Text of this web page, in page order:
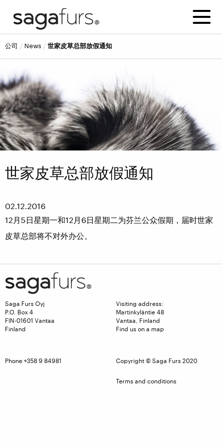
公司 news 世家皮草总部放假通知
世家皮草总部放假通知
02.12.2016
12月5日星期一和12月6日星期二为芬兰公众假期，届时世家
皮草总部将不对外办公。
Saga Furs Oyj
P.O. Box 4
FIN-01601 Vantaa
Finland
Visiting address:
Martinkyläntie 48
Vantaa, Finland
Find us on a map
Phone +358 9 84981 Copyright © Saga Furs 2020
Terms and conditions